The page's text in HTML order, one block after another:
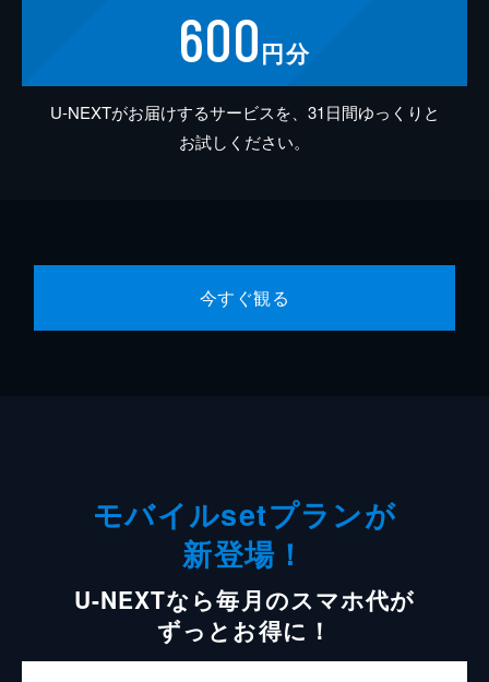
600円分
U-NEXTがお届けするサービスを、31日間ゆっくりと
お試しください。
今すぐ観る
モバイルsetプランが
新登場！
U-NEXTなら毎月のスマホ代が
ずっとお得に！